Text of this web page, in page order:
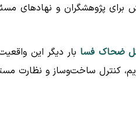
پژوهشگران و نهادهای
ضحاک فسا بار دیگر این
کنترل ساخت‌وساز و نظارت